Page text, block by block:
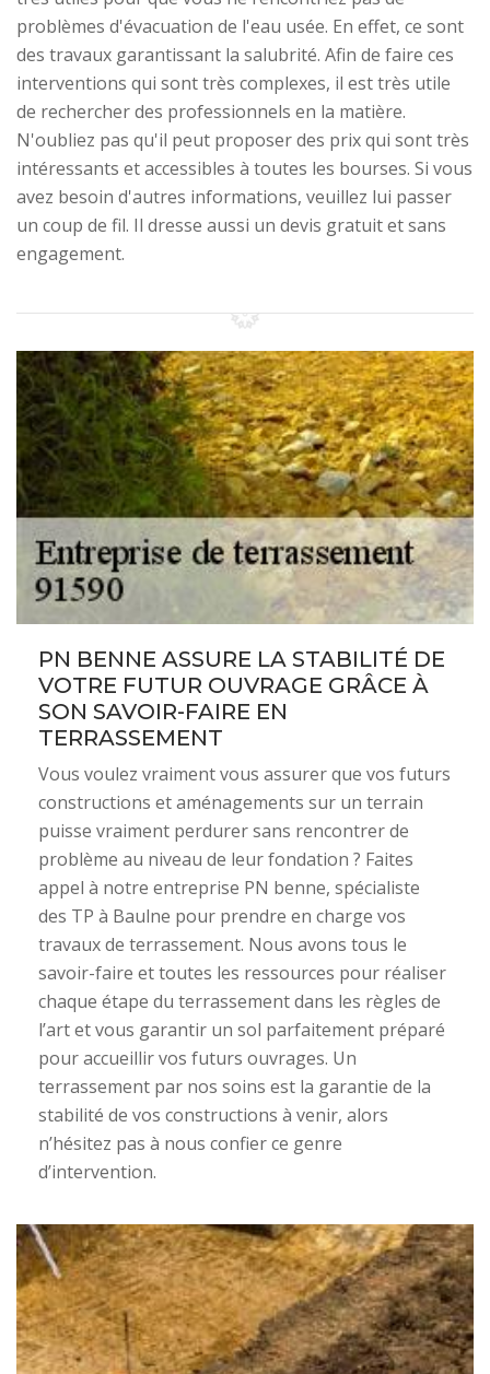
problèmes d'évacuation de l'eau usée. En effet, ce sont
des travaux garantissant la salubrité. Afin de faire ces
interventions qui sont très complexes, il est très utile
de rechercher des professionnels en la matière.
N'oubliez pas qu'il peut proposer des prix qui sont très
intéressants et accessibles à toutes les bourses. Si vous
avez besoin d'autres informations, veuillez lui passer
un coup de fil. Il dresse aussi un devis gratuit et sans
engagement.
PN BENNE ASSURE LA STABILITÉ DE
VOTRE FUTUR OUVRAGE GRÂCE À
SON SAVOIR-FAIRE EN
TERRASSEMENT
Vous voulez vraiment vous assurer que vos futurs
constructions et aménagements sur un terrain
puisse vraiment perdurer sans rencontrer de
problème au niveau de leur fondation ? Faites
appel à notre entreprise PN benne, spécialiste
des TP à Baulne pour prendre en charge vos
travaux de terrassement. Nous avons tous le
savoir-faire et toutes les ressources pour réaliser
chaque étape du terrassement dans les règles de
l’art et vous garantir un sol parfaitement préparé
pour accueillir vos futurs ouvrages. Un
terrassement par nos soins est la garantie de la
stabilité de vos constructions à venir, alors
n’hésitez pas à nous confier ce genre
d’intervention.